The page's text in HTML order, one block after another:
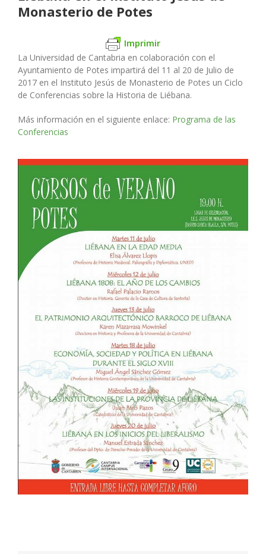
Monasterio de Potes
Imprimir
La Universidad de Cantabria en colaboración con el
Ayuntamiento de Potes impartirá del 11 al 20 de Julio de
2017 en el Instituto Jesús de Monasterio de Potes un Ciclo
de Conferencias sobre la Historia de Liébana.
Más información en el siguiente enlace: Programa de las
Conferencias